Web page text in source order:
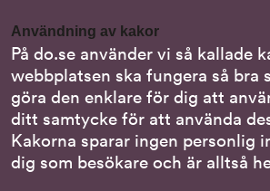
Användning av kakor
På do.se använder vi så kallade
webbplatsen ska fungera så bra
göra den enklare för dig att
ditt samtycke för att använda
Kakorna sparar ingen personlig
dig som besökare och är alltså
Nationella minoritetsspråk
Om DO:s webbplats
Behandling av
Följ oss